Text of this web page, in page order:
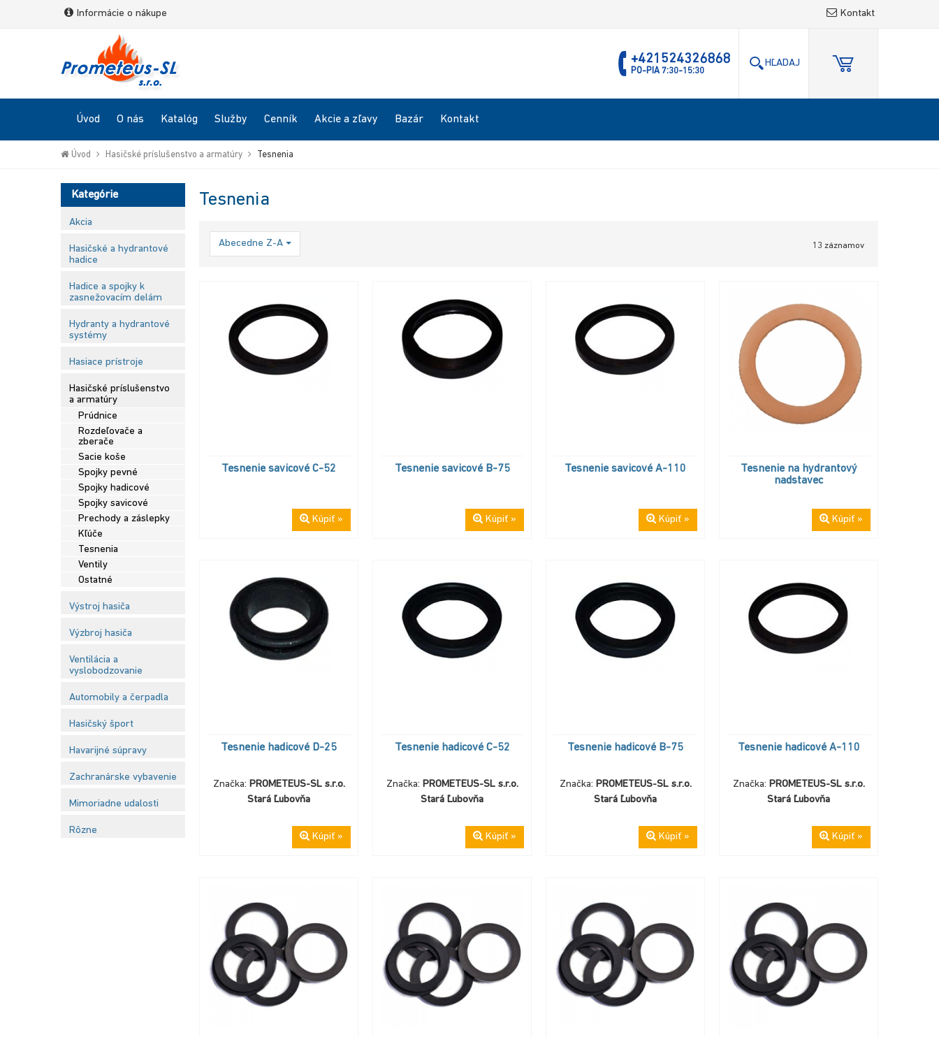
Informácie o nákupe Kontakt
Hľadaj
Go
+421524326868
PO-PIA 7:30-15:30
HĽADAJ
Úvod O nás Katalóg Služby Cenník Akcie a zľavy Bazár Kontakt
Úvod Hasičské príslušenstvo a armatúry Tesnenia
Kategórie
Akcia
Hasičské a hydrantové
hadice
Hadice a spojky k
zasnežovacím delám
Hydranty a hydrantové
systémy
Hasiace prístroje
Hasičské príslušenstvo
a armatúry
Prúdnice
Rozdeľovače a
zberače
Sacie koše
Spojky pevné
Spojky hadicové
Spojky savicové
Prechody a záslepky
Kľúče
Tesnenia
Ventily
Ostatné
Výstroj hasiča
Výzbroj hasiča
Ventilácia a
vyslobodzovanie
Automobily a čerpadla
Hasičský šport
Havarijné súpravy
Zachranárske vybavenie
Mimoriadne udalosti
Rôzne
Tesnenia
Abecedne Z-A 13 záznamov
Tesnenie savicové C-52
Kúpiť »
Tesnenie savicové B-75
Kúpiť »
Tesnenie savicové A-110
Kúpiť »
Tesnenie na hydrantový
nadstavec
Kúpiť »
Tesnenie hadicové D-25
Značka: PROMETEUS-SL s.r.o.
Stará Ľubovňa
Kúpiť »
Tesnenie hadicové C-52
Značka: PROMETEUS-SL s.r.o.
Stará Ľubovňa
Kúpiť »
Tesnenie hadicové B-75
Značka: PROMETEUS-SL s.r.o.
Stará Ľubovňa
Kúpiť »
Tesnenie hadicové A-110
Značka: PROMETEUS-SL s.r.o.
Stará Ľubovňa
Kúpiť »